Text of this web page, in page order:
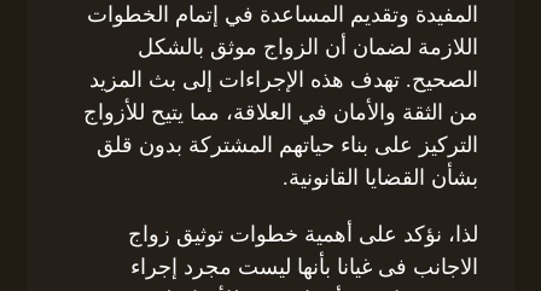
المفيدة وتقديم المساعدة في إتمام الخطوات
اللازمة لضمان أن الزواج موثق بالشكل
الصحيح. تهدف هذه الإجراءات إلى بث المزيد
من الثقة والأمان في العلاقة، مما يتيح للأزواج
التركيز على بناء حياتهم المشتركة بدون قلق
بشأن القضايا القانونية.
لذا، نؤكد على أهمية خطوات توثيق زواج
الاجانب فى غيانا بأنها ليست مجرد إجراء